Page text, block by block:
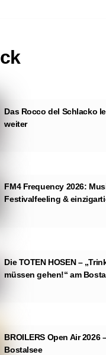
Das Rocco del Schlacko
weiter
FM4 Frequency 2026:
Festivalfeeling &
Die TOTEN HOSEN –
müssen gehen!“ am
BROILERS Open Air 2026
Bostalsee